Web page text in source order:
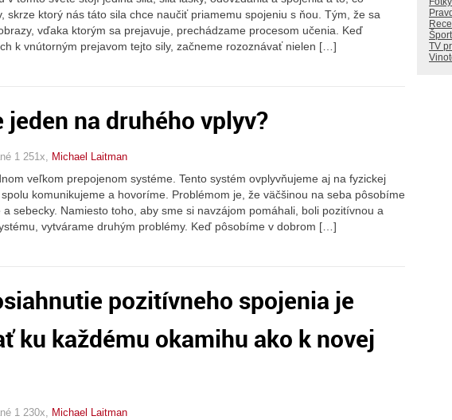
skrze ktorý nás táto sila chce naučiť priamemu spojeniu s ňou. Tým, že sa
vďaka ktorým sa prejavuje, prechádzame procesom učenia. Keď
k vnútorným prejavom tejto sily, začneme rozoznávať nielen […]
jeden na druhého vplyv?
1 251x, Michael Laitman
veľkom prepojenom systéme. Tento systém ovplyvňujeme aj na fyzickej
komunikujeme a hovoríme. Problémom je, že väčšinou na seba pôsobíme
sebecky. Namiesto toho, aby sme si navzájom pomáhali, boli pozitívnou a
vytvárame druhým problémy. Keď pôsobíme v dobrom […]
pozitívneho spojenia je
ku každému okamihu ako k novej
1 230x, Michael Laitman
Šport
TV